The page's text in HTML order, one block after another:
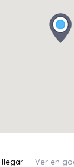
llegar Ver en